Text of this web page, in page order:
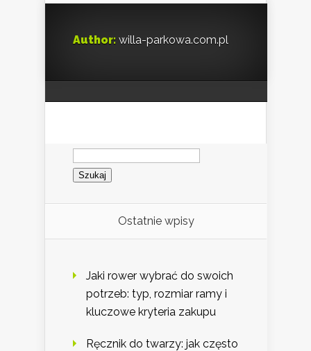
Author: willa-parkowa.com.pl
Szukaj:
Ostatnie wpisy
Jaki rower wybrać do swoich
potrzeb: typ, rozmiar ramy i
kluczowe kryteria zakupu
Ręcznik do twarzy: jak często